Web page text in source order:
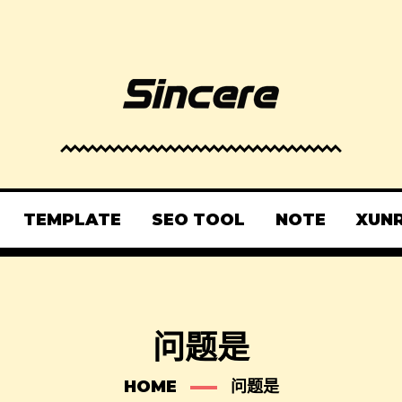
TEMPLATE SEO TOOL NOTE
问题是
HOME 问题是